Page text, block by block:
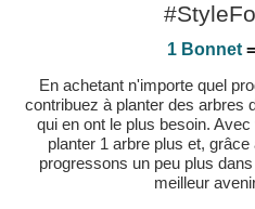
1 Bonnet=
En achetant n'importe quel
contribuez à planter des arbres
qui en ont le plus besoin.
planter 1 arbre plus et,
progressons un peu plus
meilleur